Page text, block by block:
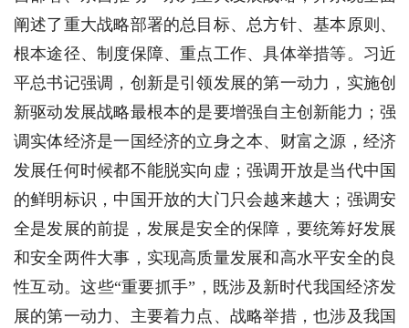
阐述了重大战略部署的总目标、总方针、基本原则、
根本途径、制度保障、重点工作、具体举措等。习近
平总书记强调，创新是引领发展的第一动力，实施创
新驱动发展战略最根本的是要增强自主创新能力；强
调实体经济是一国经济的立身之本、财富之源，经济
发展任何时候都不能脱实向虚；强调开放是当代中国
的鲜明标识，中国开放的大门只会越来越大；强调安
全是发展的前提，发展是安全的保障，要统筹好发展
和安全两件大事，实现高质量发展和高水平安全的良
性互动。这些“重要抓手”，既涉及新时代我国经济发
展的第一动力、主要着力点、战略举措，也涉及我国